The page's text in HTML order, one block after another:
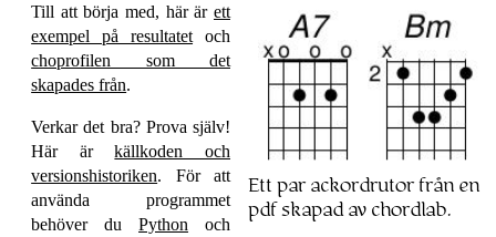
Ett par ackordrutor från en
pdf skapad av chordlab.
Till att börja med, här är ett
exempel på resultatet och
choprofilen som det
skapades från.
Verkar det bra? Prova själv!
Här ärkällkoden och
versions­historiken. För att
använda programmet
behöver duPython och